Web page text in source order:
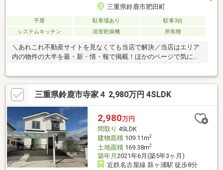
三重県鈴鹿市肥田町
平屋 駐車場あり
駐車3台
システムキッチン
浴室乾燥機 所有権
＼あれこれ不動産サイトを見なくても当店で解決／当店はエリア
内の物件の大半を最・新・情・報で掲載！ほかのページで気にな
鹿線/柳駅まで徒歩約8分◆1階のみで移動しやすい◎◆ランドリ
ールーム付きで家事スムーズ◆回遊動線のファミリーCL付き※写
真をクリックすると、詳細をご覧いただけます。＝＝＝＝＝＝＝
＝＝＝＝＝＝＝＝＝＝＝＝＝＝＝《お問合せからすぐご案内！》
見るだけOK、聞くだけOK。実際に現地を体感してみてくださ
い。＝＝＝＝＝＝＝＝＝＝＝＝＝＝＝＝＝＝＝＝＝＝
三重県鈴鹿市寺家４ 2,980万円 4SLDK
2,980万円
間取り 4SLDK
建物面積109.11m2
土地面積169.38m2
築年月 2021年6月(築5年3ヶ月)
近鉄名古屋線 鼓ヶ浦駅 徒歩8分